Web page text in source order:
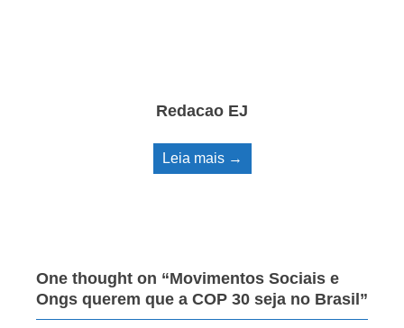
Redacao EJ
Leia mais →
One thought on “Movimentos Sociais e
Ongs querem que a COP 30 seja no Brasil”